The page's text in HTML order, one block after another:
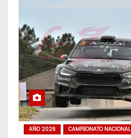
AÑO 2026 CAMPEONATO NACIONAL